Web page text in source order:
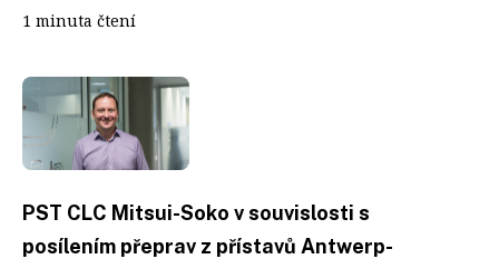
1 minuta čtení
PST CLC Mitsui-Soko v souvislosti s
posílením přeprav z přístavů Antwerp-